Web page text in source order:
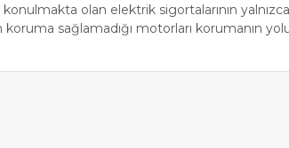
olan elektrik sigortalarının
koruma sağlamadığı motorları korumanın